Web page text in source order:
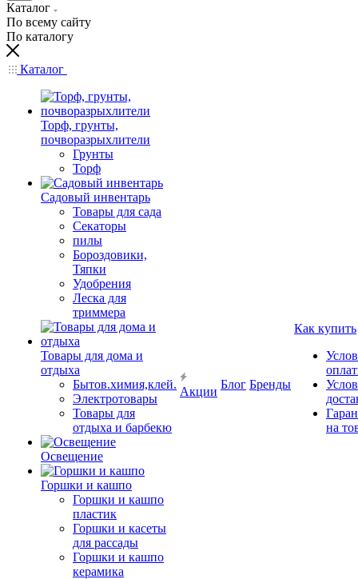
Каталог
По всему сайту
По каталогу
Каталог
Торф, грунты,
почворазрыхлители
Грунты
Торф
Садовый инвентарь
Товары для сада
Секаторы
пилы
Бороздовики,
Тяпки
Удобрения
Леска для
триммера
Товары для дома и
отдыха
Бытов.химия,клей.
Электротовары
Товары для
отдыха и барбекю
Освещение
Горшки и кашпо
Горшки и кашпо
пластик
Горшки и касеты
для рассады
Горшки и кашпо
керамика
Акции
Блог Бренды
Как купить
на